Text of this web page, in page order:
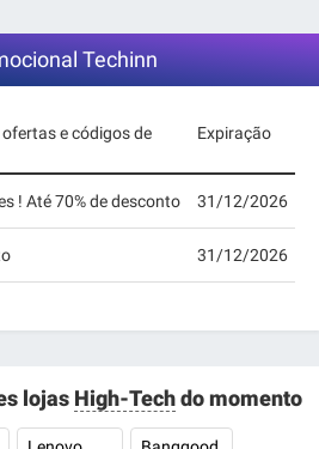
Techinn
e códigos de
Expiração
! Até 70% de desconto 31/12/2026
31/12/2026
lojas High-Techdo momento